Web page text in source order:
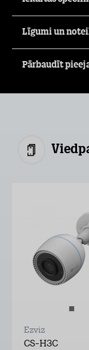
Līgumi un
Pārbaudīt
Ezviz
CS-H3C